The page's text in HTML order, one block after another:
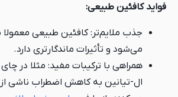
فواید کافئین طبیعی:
جذب ملایم‌تر: کافئین طبیعی
می‌شود و تأثیرات ماندگارتری دارد.
همراهی با ترکیبات مفید: مثلا در چای
ال-تیانین به کاهش اضطراب ناشی